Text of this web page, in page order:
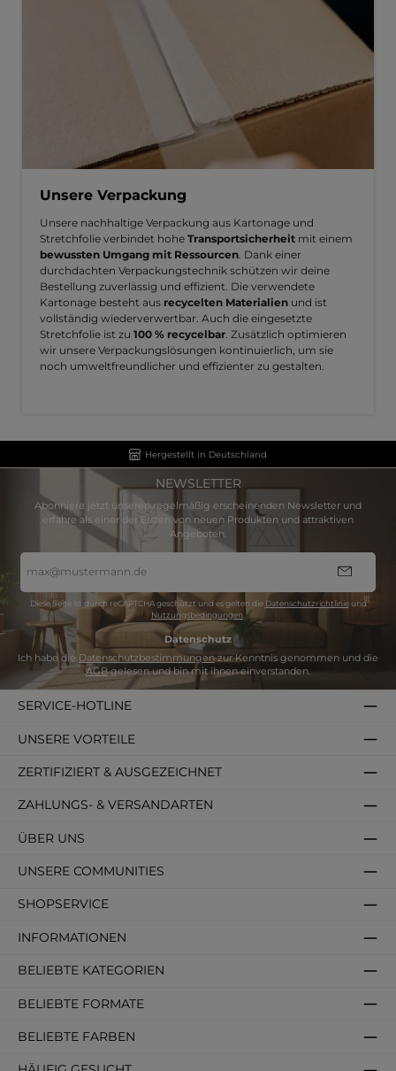
Unsere Verpackung
Unsere nachhaltige Verpackung aus Kartonage und
Stretchfolie verbindet hohe Transportsicherheit mit einem
bewussten Umgang mit Ressourcen . Dank einer
durchdachten Verpackungstechnik schützen wir deine
Bestellung zuverlässig und effizient. Die verwendete
Kartonage besteht aus recycelten Materialien und ist
vollständig wiederverwertbar. Auch die eingesetzte
Stretchfolie ist zu 100 % recycelbar . Zusätzlich optimieren
wir unsere Verpackungslösungen kontinuierlich, um sie
noch umweltfreundlicher und effizienter zu gestalten.
Hergestellt in Deutschland
NEWSLETTER
Abonniere jetzt unseren regelmäßig erscheinenden Newsletter und
erfahre als einer der Ersten von neuen Produkten und attraktiven
Angeboten.
Mail-
Adresse
Diese Seite ist durch reCAPTCHA geschützt und es gelten die Datenschutzrichtlinieund
Nutzungsbedingungen.
Datenschutz
Ich habe die Datenschutzbestimmungenzur Kenntnis genommen und die
AGBgelesen und bin mit ihnen einverstanden.
SERVICE-HOTLINE
SHOPSERVICE
INFORMATIONEN
BELIEBTE KATEGORIEN
BELIEBTE FORMATE
BELIEBTE FARBEN
ZAHLUNGS- & VERSANDARTEN
ÜBER UNS
ZERTIFIZIERT & AUSGEZEICHNET
UNSERE VORTEILE
UNSERE COMMUNITIES